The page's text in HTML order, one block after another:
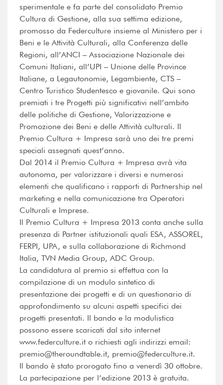
sperimentale e fa parte del consolidato Premio
Cultura di Gestione, alla sua settima edizione,
promosso da Federculture insieme al Ministero per i
Beni e le Attività Culturali, alla Conferenza delle
Regioni, all’ANCI – Associazione Nazionale dei
Comuni Italiani, all’UPI – Unione delle Province
Italiane, a Legautonomie, Legambiente, CTS –
Centro Turistico Studentesco e giovanile. Qui sono
premiati i tre Progetti più significativi nell’ambito
delle politiche di Gestione, Valorizzazione e
Promozione dei Beni e delle Attività culturali. Il
Premio Cultura + Impresa sarà uno dei tre premi
speciali assegnati quest’anno.
Dal 2014 il Premio Cultura + Impresa avrà vita
autonoma, per valorizzare i diversi e numerosi
elementi che qualificano i rapporti di Partnership nel
marketing e nella comunicazione tra Operatori
Culturali e Imprese.
Il Premio Cultura + Impresa 2013 conta anche sulla
presenza di Partner istituzionali quali ESA, ASSOREL,
FERPI, UPA, e sulla collaborazione di Richmond
Italia, TVN Media Group, ADC Group.
La candidatura al premio si effettua con la
compilazione di un modulo sintetico di
presentazione dei progetti e di un questionario di
approfondimento su alcuni aspetti specifici dei
progetti presentati. Il bando e la modulistica
possono essere scaricati dal sito internet
www.federculture.it o richiesti agli indirizzi email:
premio@theroundtable.it, premio@federculture.it.
Il bando è stato prorogato fino a venerdì 30 ottobre.
La partecipazione per l’edizione 2013 è gratuita.